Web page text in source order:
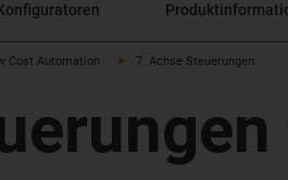
Cost Automation 7. Achse Steuerungen